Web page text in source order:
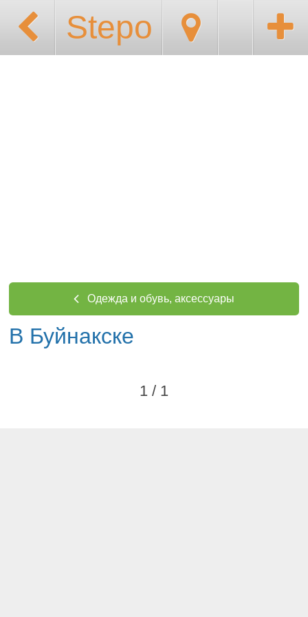
Stepo
Одежда и обувь, аксессуары
В Буйнакске
1 / 1